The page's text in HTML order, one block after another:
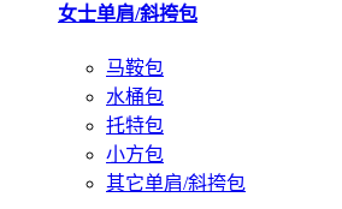
女士单肩/斜挎包
马鞍包
水桶包
托特包
小方包
其它单肩/斜挎包